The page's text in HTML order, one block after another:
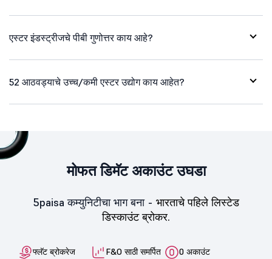
एस्टर इंडस्ट्रीजचे पीबी गुणोत्तर काय आहे?
52 आठवड्याचे उच्च/कमी एस्टर उद्योग काय आहेत?
मोफत डिमॅट अकाउंट उघडा
5paisa कम्युनिटीचा भाग बना - भारताचे पहिले लिस्टेड
डिस्काउंट ब्रोकर.
फ्लॅट ब्रोकरेज
F&O साठी समर्पित
0 अकाउंट